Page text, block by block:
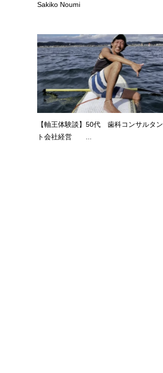
Sakiko Noumi
【軸王体験談】50代 歯科コンサルタン
ト会社経営 ...